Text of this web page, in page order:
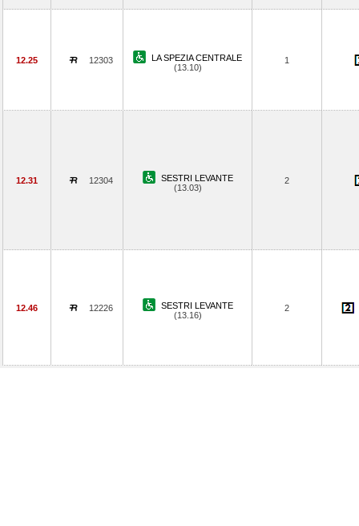
12.25 12303
LA SPEZIA CENTRALE
(13.10)
1
12.31 12304
SESTRI LEVANTE
(13.03)
2
12.46 12226
SESTRI LEVANTE
(13.16)
2